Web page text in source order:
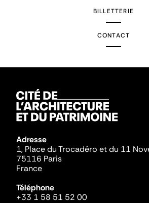
BILLETTERIE
CONTACT
Adresse
1, Place du Trocadéro et du 11
75116 Paris
France
Téléphone
+33 1 58 51 52 00